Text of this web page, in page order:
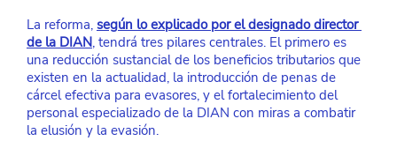
La reforma, según lo explicado por el designado director
de la DIAN, tendrá tres pilares centrales. El primero es
una reducción sustancial de los beneficios tributarios que
existen en la actualidad, la introducción de penas de
cárcel efectiva para evasores, y el fortalecimiento del
personal especializado de la DIAN con miras a combatir
la elusión y la evasión.